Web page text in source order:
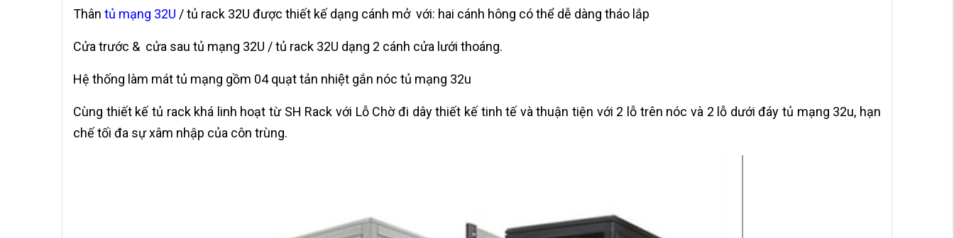
Thân tủ mạng 32U / tủ rack 32U được thiết kế dạng cánh mở với: hai cánh hông có thể dễ dàng tháo lắp
Cửa trước & cửa sau tủ mạng 32U / tủ rack 32U dạng 2 cánh cửa lưới thoáng.
Hệ thống làm mát tủ mạng gồm 04 quạt tản nhiệt gắn nóc tủ mạng 32u
Cùng thiết kế tủ rack khá linh hoạt từ SH Rack với Lỗ Chờ đi dây thiết kế tinh tế và thuận tiện với 2 lỗ trên nóc và 2 lỗ dưới đáy tủ mạng 32u, hạn
chế tối đa sự xâm nhập của côn trùng.